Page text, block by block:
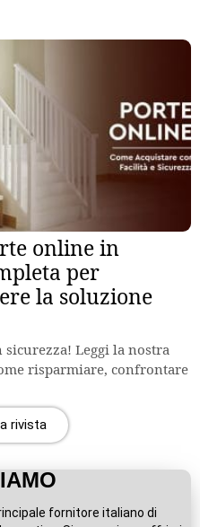
online in
per
la soluzione
Leggi la nostra
risparmiare, confrontare
rivista
fornitore italiano di